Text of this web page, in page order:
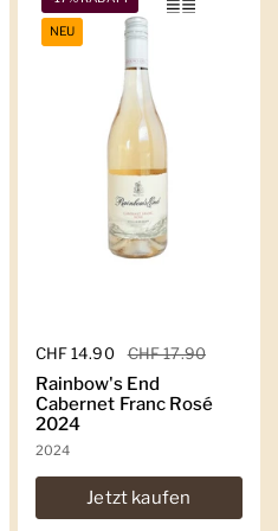
Regulärer Preis
CHF 14.90 Sale-Preis
CHF 17.90
Rainbow's End
Cabernet Franc Rosé
2024
2024
Jetzt kaufen
NEU